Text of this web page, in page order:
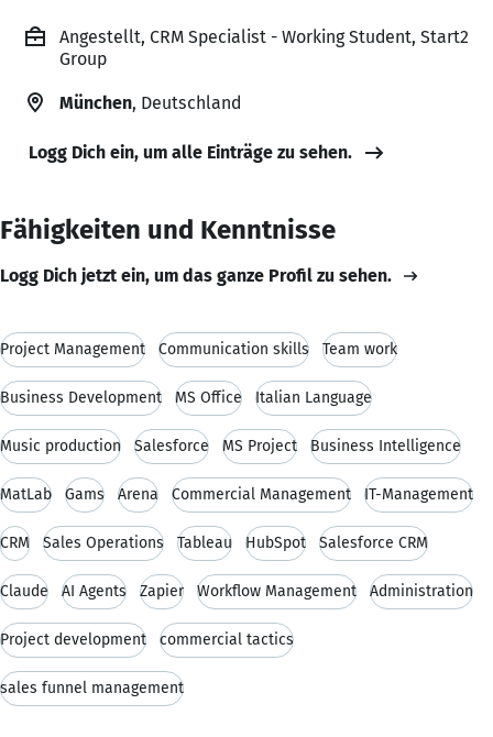
Angestellt, CRM Specialist - Working Student, Start2
Group
München, Deutschland
Logg Dich ein, um alle Einträge zu sehen.
Fähigkeiten und Kenntnisse
Logg Dich jetzt ein, um das ganze Profil zu sehen.
Project Management Communication skills Team work
Business Development MS Office Italian Language
Music production Salesforce MS Project Business Intelligence
MatLab Gams Arena Commercial Management IT-Management
CRM Sales Operations Tableau HubSpot Salesforce CRM
Claude AI Agents Zapier Workflow Management Administration
Project development commercial tactics
sales funnel management